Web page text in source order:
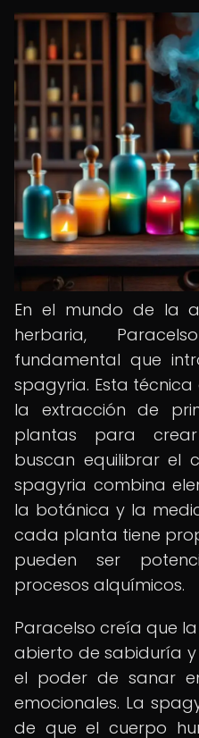
En el mundo de la
herbaria,
fundamental que
spagyria. Esta
la extracción de
plantas para
buscan equilibrar el
spagyria combina
la botánica y la
cada planta tiene
pueden ser
procesos alquímicos.
Paracelso creía que
abierto de sabiduría
el poder de sanar
emocionales. La
de que el cuerpo